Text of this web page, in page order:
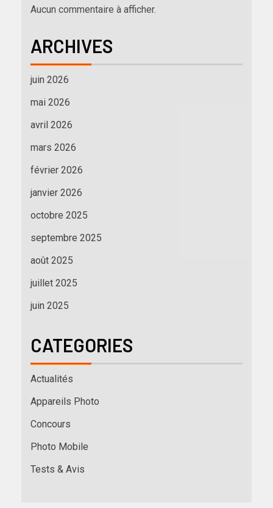
Aucun commentaire à afficher.
ARCHIVES
juin 2026
mai 2026
avril 2026
mars 2026
février 2026
janvier 2026
octobre 2025
septembre 2025
août 2025
juillet 2025
juin 2025
CATEGORIES
Actualités
Appareils Photo
Concours
Photo Mobile
Tests & Avis